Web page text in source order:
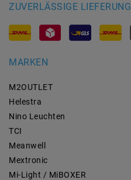
ZUVERLÄSSIGE LIEFERUNG
MARKEN
M2OUTLET
Helestra
Nino Leuchten
TCI
Meanwell
Mextronic
Mi-Light / MiBOXER